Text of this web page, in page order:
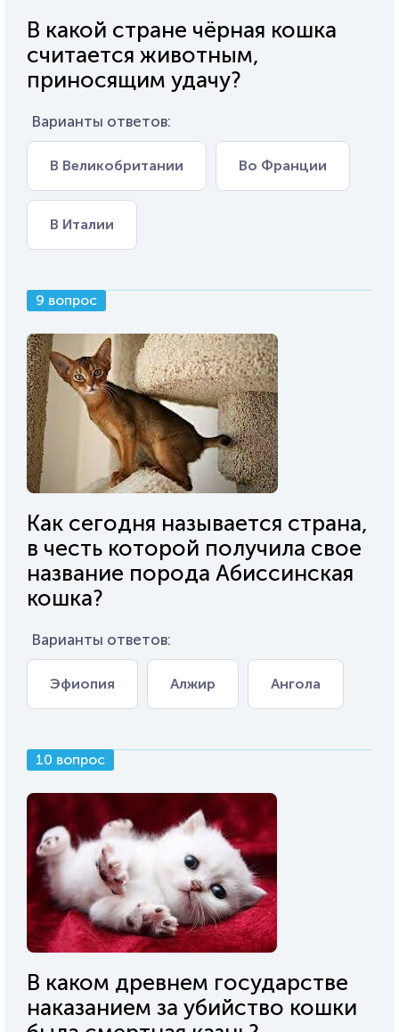
В какой стране чёрная кошка
считается животным,
приносящим удачу?
Варианты ответов:
В Великобритании Во Франции
В Италии
9 вопрос
Как сегодня называется страна,
в честь которой получила свое
название порода Абиссинская
кошка?
Варианты ответов:
Эфиопия Алжир Ангола
10 вопрос
В каком древнем государстве
наказанием за убийство кошки